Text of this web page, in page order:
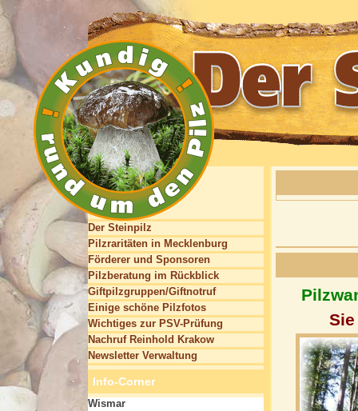
Der Steinpilz
Pilzraritäten in Mecklenburg
Förderer und Sponsoren
Pilzberatung im Rückblick
Giftpilzgruppen/Giftnotruf
Einige schöne Pilzfotos
Wichtiges zur PSV-Prüfung
Nachruf Reinhold Krakow
Newsletter Verwaltung
Info-Corner